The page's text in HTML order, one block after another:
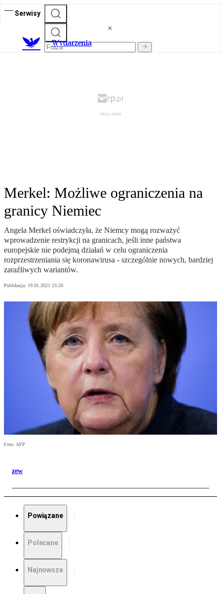
Serwisy
Wydarzenia
Merkel: Możliwe ograniczenia na
granicy Niemiec
Angela Merkel oświadczyła, że Niemcy mogą rozważyć
wprowadzenie restrykcji na granicach, jeśli inne państwa
europejskie nie podejmą działań w celu ograniczenia
rozprzestrzeniania się koronawirusa - szczególnie nowych, bardziej
zaraźliwych wariantów.
Publikacja: 19.01.2021 23:26
Foto: AFP
zew
Powiązane
Polecane
Najnowsze